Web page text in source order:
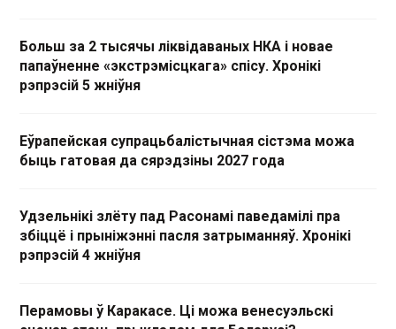
Больш за 2 тысячы ліквідаваных НКА і новае
папаўненне «экстрэмісцкага» спісу. Хронікі
рэпрэсій 5 жніўня
Еўрапейская супрацьбалістычная сістэма можа
быць гатовая да сярэдзіны 2027 года
Удзельнікі злёту пад Расонамі паведамілі пра
збіццё і прыніжэнні пасля затрыманняў. Хронікі
рэпрэсій 4 жніўня
Перамовы ў Каракасе. Ці можа венесуэльскі